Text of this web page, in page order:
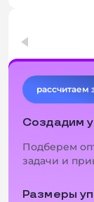
+ 2
рассчитаем
Создадим
Подберем
задачи и
Размеры